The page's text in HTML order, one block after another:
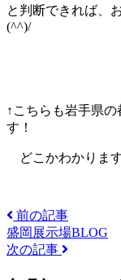
と判断できれば、
(^^)/
↑こちらも岩手県
す！
どこかわかりま
前の記事
盛岡展示場BLOG
次の記事